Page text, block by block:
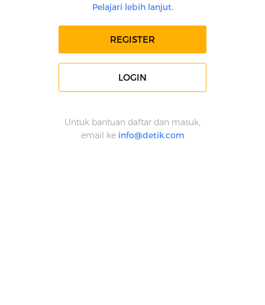
Pelajari lebih lanjut.
REGISTER
LOGIN
Untuk bantuan daftar dan masuk,
email ke info@detik.com